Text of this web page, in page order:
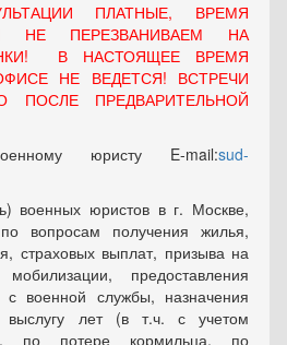
ПЛАТНЫЕ, ВРЕМЯ
НЕ ПЕРЕЗВАНИВАЕМ НА
В НАСТОЯЩЕЕ ВРЕМЯ
НЕ ВЕДЕТСЯ! ВСТРЕЧИ
ПОСЛЕ ПРЕДВАРИТЕЛЬНОЙ
юристу E-mail:sud-
военных юристов в г. Москве,
вопросам получения жилья,
страховых выплат, призыва на
предоставления
с военной службы, назначения
выслугу лет (в т.ч. с учетом
по потере кормильца, по